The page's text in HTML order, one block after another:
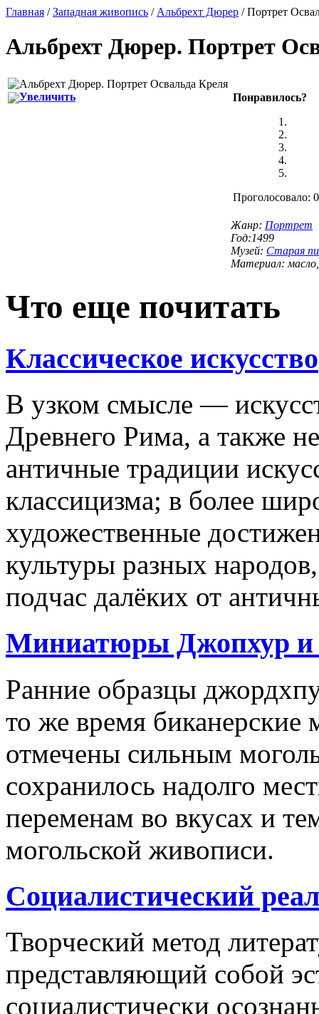
Главная /Западная живопись / Альбрехт Дюрер / Портрет
Альбрехт Дюрер. Портрет
Увеличить Понравилось?
Проголосовало:
Жанр: Портрет
Год:1499
Музей: Старая
Материал:
Что еще почитать
Классическое искусство
В узком смысле —
Древнего Рима, а также
античные традиции
классицизма; в более
художественные
культуры разных
подчас далёких от
Миниатюры Джопхур и
Ранние образцы
то же время
отмечены сильным
сохранилось надолго
переменам во вкусах и
могольской живописи.
Социалистический
Творческий метод
представляющий собой
социалистически